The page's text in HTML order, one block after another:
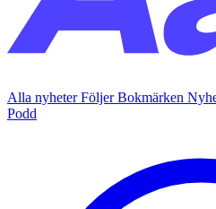
Alla nyheterFöljerBokmärken
Podd